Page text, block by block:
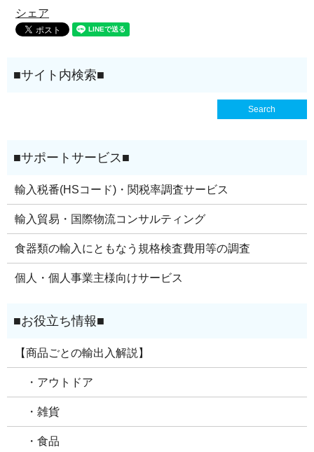
シェア
輸入税番(HSコード)・関税率調査サービス
輸入貿易・国際物流コンサルティング
食器類の輸入にともなう規格検査費用等の調査
個人・個人事業主様向けサービス
【商品ごとの輸出入解説】
・アウトドア
・雑貨
・食品